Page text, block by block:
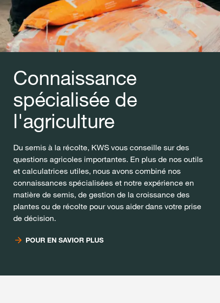
Connaissance
spécialisée de
l'agriculture
Du semis à la récolte, KWS vous conseille sur des
questions agricoles importantes. En plus de nos outils
et calculatrices utiles, nous avons combiné nos
connaissances spécialisées et notre expérience en
matière de semis, de gestion de la croissance des
plantes ou de récolte pour vous aider dans votre prise
de décision.
POUR EN SAVIOR PLUS